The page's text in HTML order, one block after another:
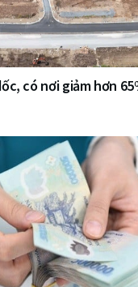
có nơi giảm hơn